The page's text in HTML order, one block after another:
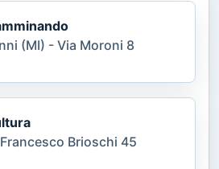
(MI) - Via Moroni 8
Brioschi 45